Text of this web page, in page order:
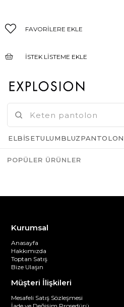
FAVORILERE EKLE
İSTEK LISTEME EKLE
Kurumsal
Anasayfa
Hakkımızda
Toptan Satış
Bize Ulaşın
Müşteri İlişkileri
Mesafeli Satış Sözleşmesi
ELBISETULUMBLUZPANTOLON
POPÜLER ÜRÜNLER